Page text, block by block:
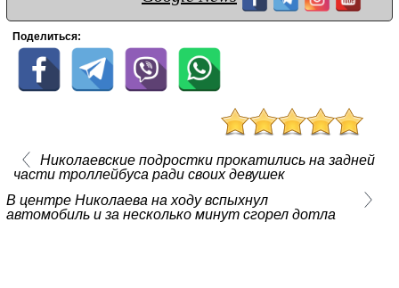
Поделиться:
Николаевские подростки прокатились на задней
части троллейбуса ради своих девушек
В центре Николаева на ходу вспыхнул
автомобиль и за несколько минут сгорел дотла